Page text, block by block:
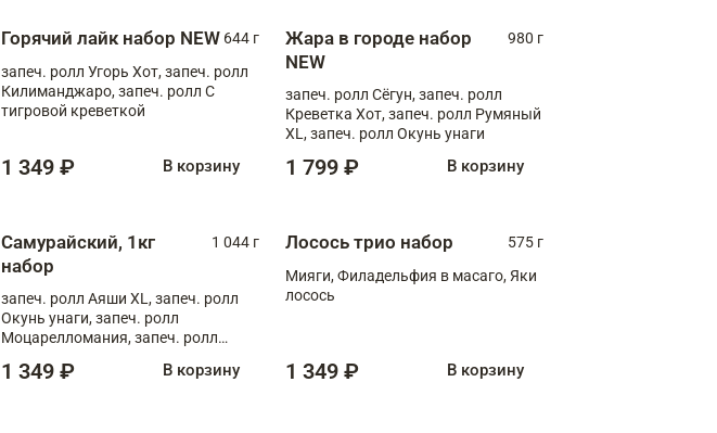
Горячий лайк набор NEW 644 г
запеч. ролл Угорь Хот, запеч. ролл
Килиманджаро, запеч. ролл С
тигровой креветкой
1 349 ₽ В корзину
Жара в городе набор
NEW
980 г
запеч. ролл Сёгун, запеч. ролл
Креветка Хот, запеч. ролл Румяный
XL, запеч. ролл Окунь унаги
1 799 ₽ В корзину
Самурайский, 1кг
набор
1 044 г
запеч. ролл Аяши XL, запеч. ролл
Окунь унаги, запеч. ролл
Моцарелломания, запеч. ролл
1 349 ₽ В корзину
Лосось трио набор
575 г
Мияги, Филадельфия в масаго, Яки
лосось
1 349 ₽ В корзину